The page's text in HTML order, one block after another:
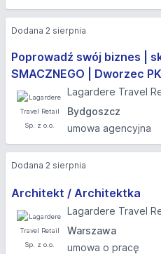
Poprowadź swój biznes |
SMACZNEGO | Dworzec
Lagardere Travel
Bydgoszcz
umowa agencyjna
Dodana 2 sierpnia
Architekt / Architektka
Lagardere Travel
Warszawa
umowa o pracę
Dodana 2 sierpnia